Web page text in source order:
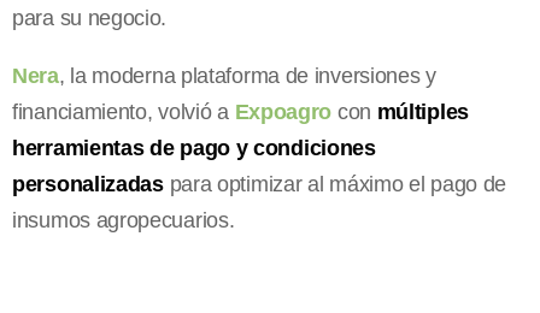
para su negocio.
Nera, la moderna plataforma de inversiones y
financiamiento, volvió a Expoagro con múltiples
herramientas de pago y condiciones
personalizadaspara optimizar al máximo el pago de
insumos agropecuarios.